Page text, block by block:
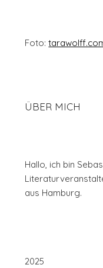
Foto:
ÜBER MICH
Hallo, ich bin
aus Hamburg.
2025